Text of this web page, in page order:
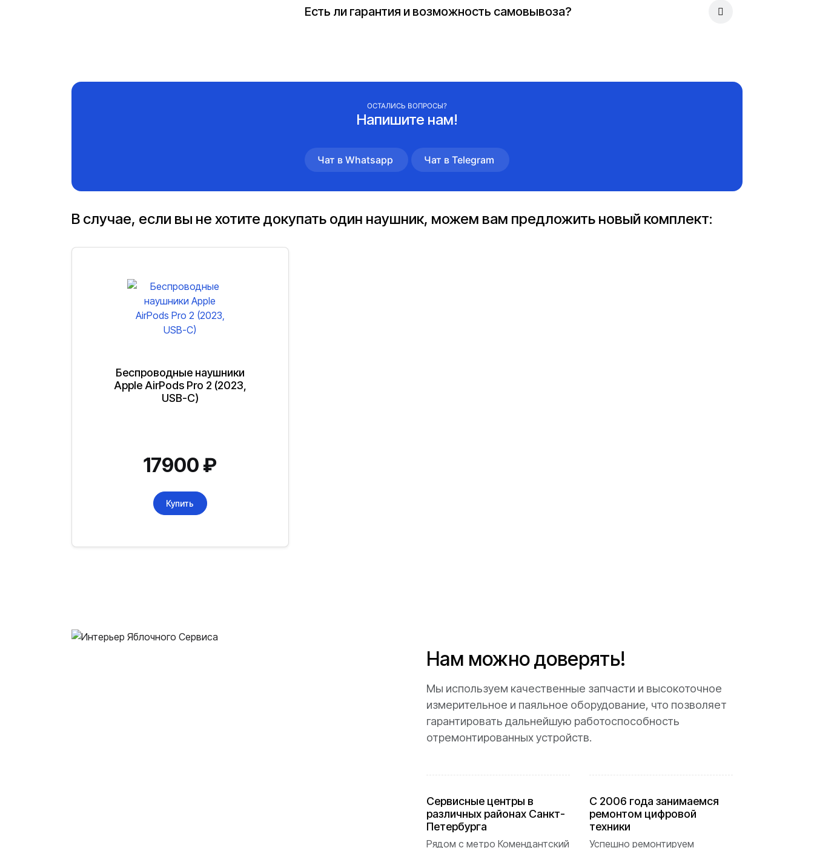
Есть ли гарантия и возможность самовывоза?
ОСТАЛИСЬ ВОПРОСЫ?
Напишите нам!
Чат в Whatsapp Чат в Telegram
В случае, если вы не хотите докупать один наушник, можем вам предложить новый комплект:
Беспроводные наушники
Apple AirPods Pro 2 (2023,
USB-C)
17900 ₽
Купить
Нам можно доверять!
Мы используем качественные запчасти и высокоточное
измерительное и паяльное оборудование, что позволяет
гарантировать дальнейшую работоспособность
отремонтированных устройств.
Cервисные центры в
различных районах Санкт-
Петербурга
Рядом с метро Комендантский
С 2006 года занимаемся
ремонтом цифровой
техники
Успешно ремонтируем